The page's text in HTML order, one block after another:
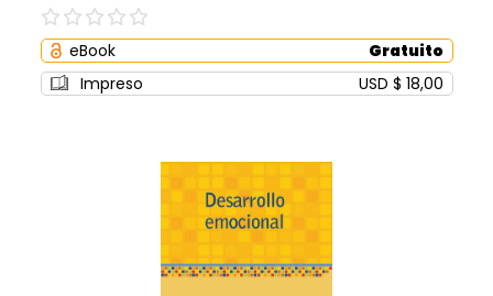
0%
eBook
Gratuito
Impreso
USD $ 18,00